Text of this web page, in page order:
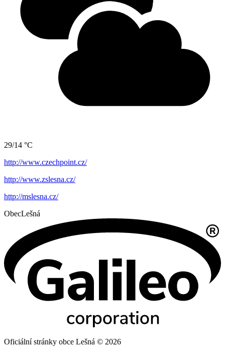
29/14 °C
http://www.czechpoint.cz/
http://www.zslesna.cz/
http://mslesna.cz/
ObecLešná
Oficiální stránky obce Lešná © 2026